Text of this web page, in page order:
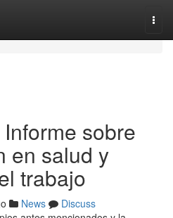
sobre
en salud y
trabajo
News
Discuss